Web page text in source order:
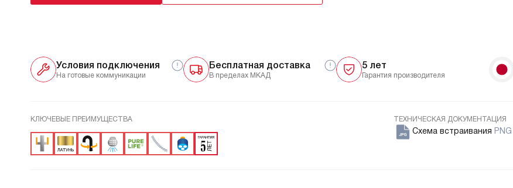
Бесплатная доставка
В пределах МКАД
5 лет
Гарантия производителя
Условия подключения
На готовые коммуникации
КЛЮЧЕВЫЕ ПРЕИМУЩЕСТВА ТЕХНИЧЕСКАЯ ДОКУМЕНТАЦИЯ
Схема встраивания